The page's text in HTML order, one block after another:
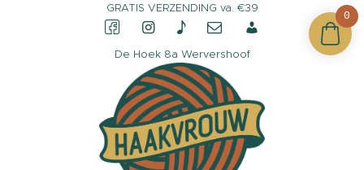
GRATIS VERZENDING va. €39
De Hoek 8a Wervershoof
CONTACT &
OPENINGSTIJDEN
OVER HAAKVROUW
MIJN ACCOUNT
0